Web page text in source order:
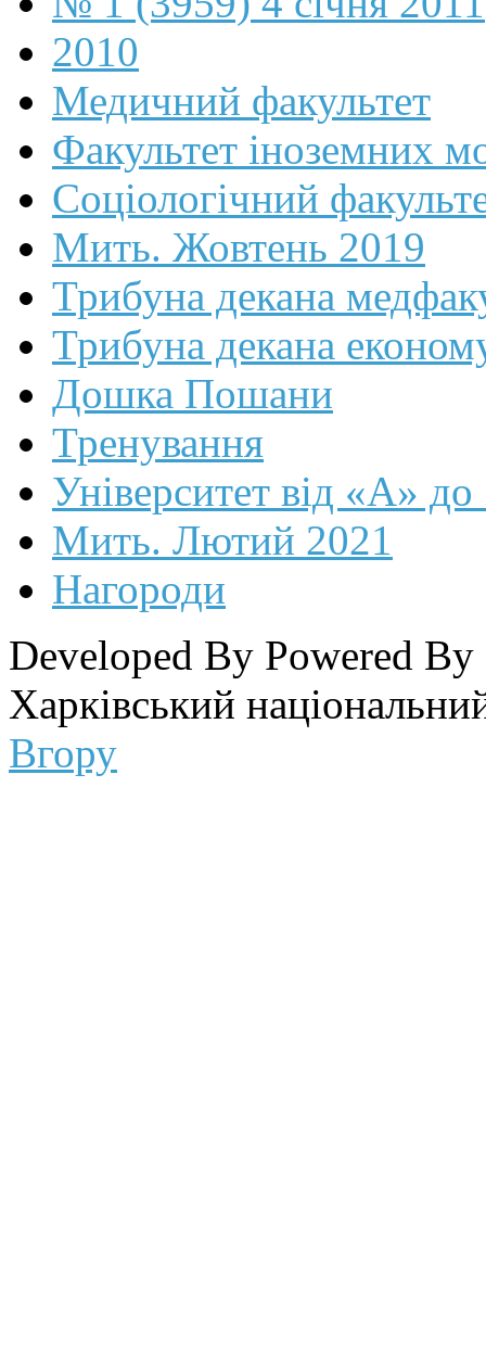
2010
Медичний факультет
Факультет іноземних
Соціологічний
Мить. Жовтень 2019
Трибуна декана
Трибуна декана
Дошка Пошани
Тренування
Університет від «А»
Мить. Лютий 2021
Нагороди
Developed By Powered By
Харківський
Вгору